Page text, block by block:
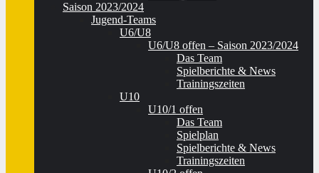
Saison 2023/2024
Jugend-Teams
U6/U8
U6/U8 offen – Saison 2023/2024
Das Team
Spielberichte & News
Trainingszeiten
U10
U10/1 offen
Das Team
Spielplan
Spielberichte & News
Trainingszeiten